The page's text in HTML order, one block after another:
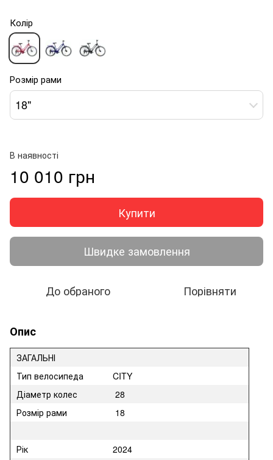
Колір
Розмір рами
18"
В наявності
10 010 грн
Купити
Швидке замовлення
До обраного Порівняти
Опис
ЗАГАЛЬНІ
Тип велосипеда
CITY
Діаметр колес
28
Розмір рами
18
Рік
2024